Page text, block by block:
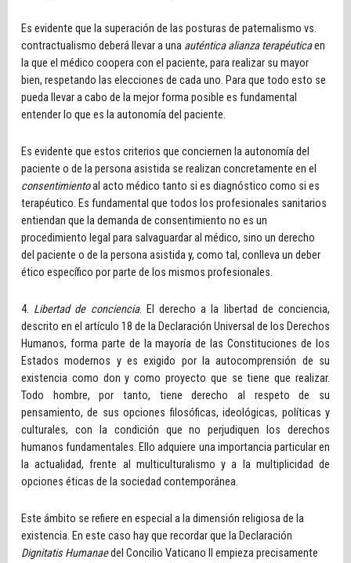
Es evidente que la superación de las posturas de paternalismo vs.
contractualismo deberá llevar a una auténtica alianza terapéuticaen
la que el médico coopera con el paciente, para realizar su mayor
bien, respetando las elecciones de cada uno. Para que todo esto se
pueda llevar a cabo de la mejor forma posible es fundamental
entender lo que es la autonomía del paciente.
Es evidente que estos criterios que conciernen la autonomía del
paciente o de la persona asistida se realizan concretamente en el
consentimientoal acto médico tanto si es diagnóstico como si es
terapéutico. Es fundamental que todos los profesionales sanitarios
entiendan que la demanda de consentimiento no es un
procedimiento legal para salvaguardar al médico, sino un derecho
del paciente o de la persona asistida y, como tal, conlleva un deber
ético específico por parte de los mismos profesionales.
4. Libertad de conciencia. El derecho a la libertad de conciencia,
descrito en el artículo 18 de la Declaración Universal de los Derechos
Humanos, forma parte de la mayoría de las Constituciones de los
Estados modernos y es exigido por la autocomprensión de su
existencia como don y como proyecto que se tiene que realizar.
Todo hombre, por tanto, tiene derecho al respeto de su
pensamiento, de sus opciones filosóficas, ideológicas, políticas y
culturales, con la condición que no perjudiquen los derechos
humanos fundamentales. Ello adquiere una importancia particular en
la actualidad, frente al multiculturalismo y a la multiplicidad de
opciones éticas de la sociedad contemporánea.
Este ámbito se refiere en especial a la dimensión religiosa de la
existencia. En este caso hay que recordar que la Declaración
Dignitatis Humanaedel Concilio Vaticano II empieza precisamente